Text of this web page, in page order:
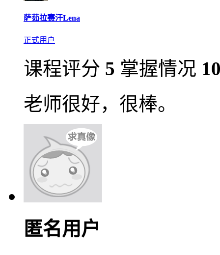
萨茹拉赛汗Lena
正式用户
课程评分 5 掌握情况
老师很好，很棒。
匿名用户